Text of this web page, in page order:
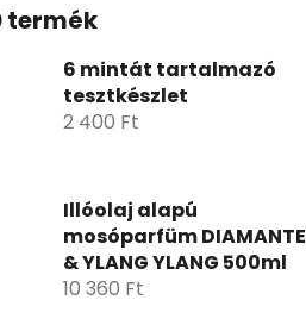
termék
6 mintát tartalmazó
tesztkészlet
2 400 Ft
Illóolaj alapú
mosóparfüm DIAMANTE
& YLANG YLANG 500ml
10 360 Ft